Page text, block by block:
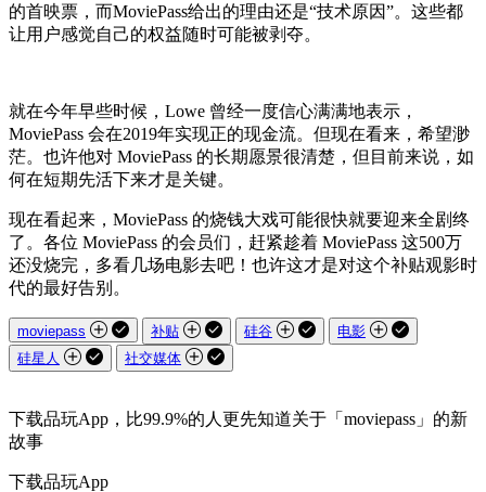
的首映票，而MoviePass给出的理由还是“技术原因”。这些都
让用户感觉自己的权益随时可能被剥夺。
就在今年早些时候，Lowe 曾经一度信心满满地表示，
MoviePass 会在2019年实现正的现金流。但现在看来，希望渺
茫。也许他对 MoviePass 的长期愿景很清楚，但目前来说，如
何在短期先活下来才是关键。
现在看起来，MoviePass 的烧钱大戏可能很快就要迎来全剧终
了。各位 MoviePass 的会员们，赶紧趁着 MoviePass 这500万
还没烧完，多看几场电影去吧！也许这才是对这个补贴观影时
代的最好告别。
moviepass 补贴 硅谷
电影
硅星人
社交媒体
下载品玩App，比99.9%的人更先知道关于「moviepass」的新
故事
下载品玩App